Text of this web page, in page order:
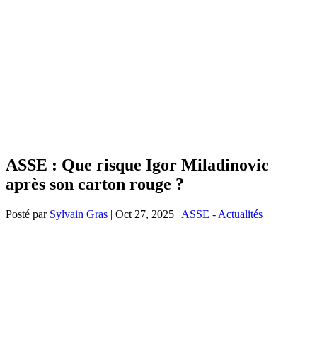
ASSE : Que risque Igor Miladinovic
après son carton rouge ?
Posté par Sylvain Gras | Oct 27, 2025 | ASSE - Actualités